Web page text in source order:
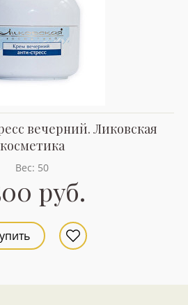
вечерний. Ликовская
косметика
Вес: 50
руб.